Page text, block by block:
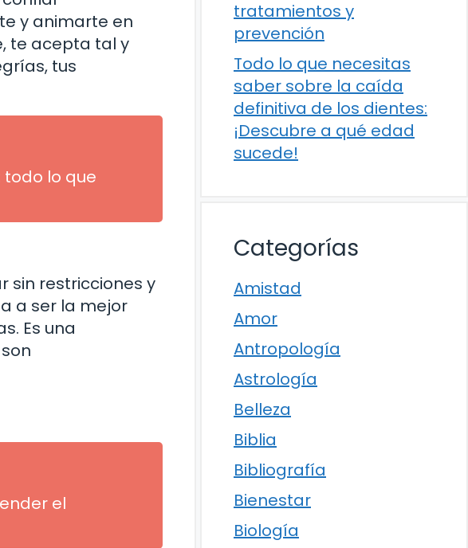
y animarte en
te acepta tal y
tus
lo que
sin restricciones y
a ser la mejor
Es una
el
tratamientos y
prevención
Todo lo que necesitas
saber sobre la caída
definitiva de los dientes:
¡Descubre a qué edad
sucede!
Categorías
Amistad
Amor
Antropología
Astrología
Belleza
Biblia
Bibliografía
Bienestar
Biología